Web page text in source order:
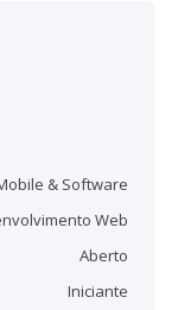
& Software
Web
Aberto
Iniciante